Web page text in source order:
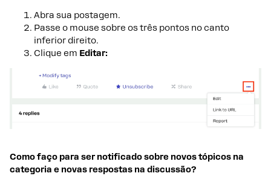
Abra sua postagem.
Passe o mouse sobre os três pontos no canto
inferior direito.
Clique em Editar:
Como faço para ser notificado sobre novos tópicos na
categoria e novas respostas na discussão?